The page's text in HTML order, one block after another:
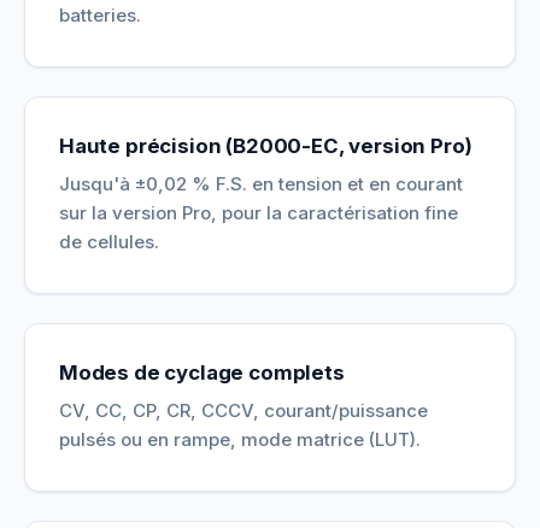
batteries.
Haute précision (B2000-EC, version Pro)
Jusqu'à ±0,02 % F.S. en tension et en courant
sur la version Pro, pour la caractérisation fine
de cellules.
Modes de cyclage complets
CV, CC, CP, CR, CCCV, courant/puissance
pulsés ou en rampe, mode matrice (LUT).